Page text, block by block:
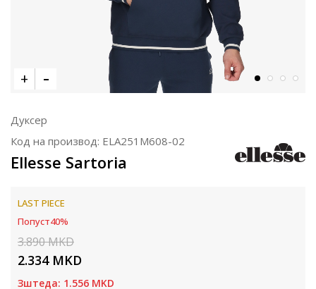
Дуксер
Код на производ: ELA251M608-02
Ellesse Sartoria
LAST PIECE
Попуст40%
3.890MKD
2.334 MKD
Зштеда: 1.556 MKD